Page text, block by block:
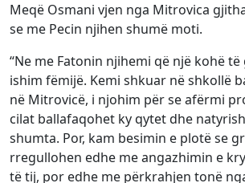
Meqë Osmani vjen nga Mitrovica
se me Pecin njihen shumë moti.
“Ne me Fatonin njihemi që një kohë
ishim fëmijë. Kemi shkuar në shkollë
në Mitrovicë, i njohim për se afërmi
cilat ballafaqohet ky qytet dhe
shumta. Por, kam besimin e plotë se
rregullohen edhe me angazhimin e
të tij, por edhe me përkrahjen tonë